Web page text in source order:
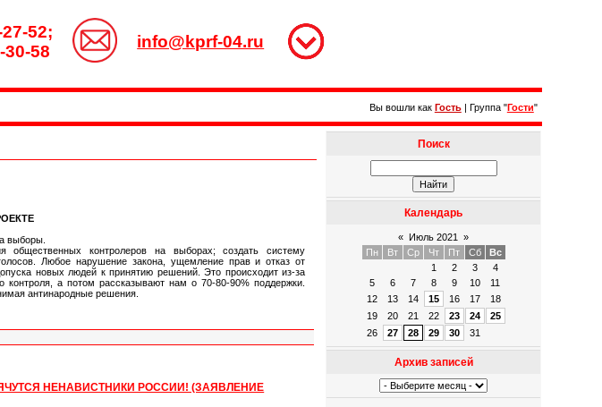
52;
30-58
info@kprf-04.ru
Вы вошли как Гость| Группа "Гости"
выборы.
общественных контролеров на выборах; создать систему
Любое нарушение закона, ущемление прав и отказ от
новых людей к принятию решений. Это происходит из-за
контроля, а потом рассказывают нам о 70-80-90% поддержки.
антинародные решения.
НЕНАВИСТНИКИ РОССИИ! (ЗАЯВЛЕНИЕ
Поиск
Календарь
« Июль 2021
»
Пн
Вт Ср Чт Пт Сб
Вс
1
2 3
4
5
6 7 8 9 10
11
12
13 14 15 16 17
18
19
20 21 22 23 24
25
26
27 28 29 30 31
Архив записей